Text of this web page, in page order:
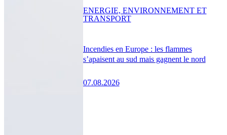
Incendies en Europe : les flammes
s’apaisent au sud mais gagnent le nord
07.08.2026
ENERGIE, ENVIRONNEMENT ET
TRANSPORT